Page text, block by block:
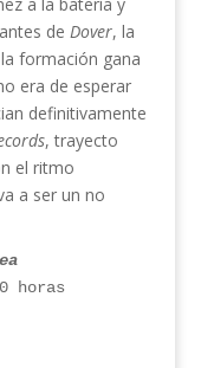
de Dover, la
formación gana
era de esperar
definitivamente
, trayecto
el ritmo
a ser un no
horas